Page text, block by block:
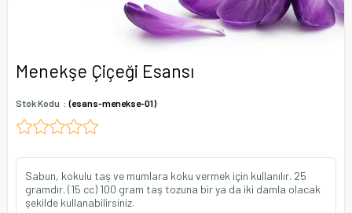
Menekşe Çiçeği Esansı
Stok Kodu (esans-menekse-01)
Sabun, kokulu taş ve mumlara koku vermek için kullanılır. 25
gramdır. (15 cc) 100 gram taş tozuna bir ya da iki damla olacak
şekilde kullanabilirsiniz.